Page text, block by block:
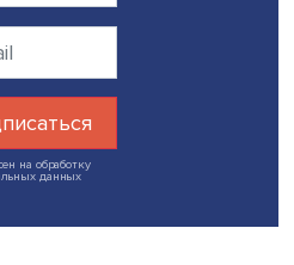
образования и
в России: что говорят
хозяйств?» (оппонент —
Юлия Казакова);
Зудиной
российские данные»
ИНСАП РАНХиГС Юлии